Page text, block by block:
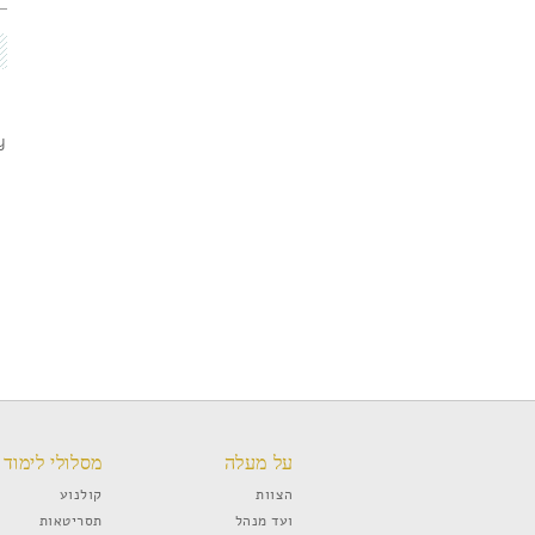
על מעלה
הצוות
ועד מנהל
מסלולי לימוד
קולנוע
תסריטאות